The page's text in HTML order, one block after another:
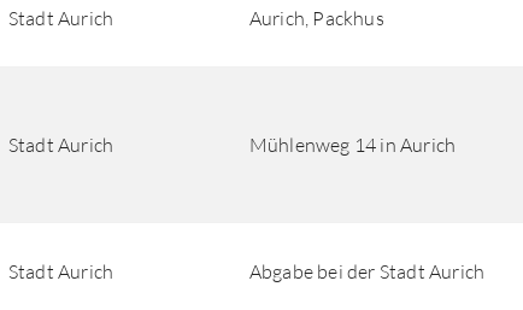
Stadt Aurich Aurich, Packhus
Stadt Aurich Mühlenweg 14 in Aurich
Stadt Aurich Abgabe bei der Stadt Aurich